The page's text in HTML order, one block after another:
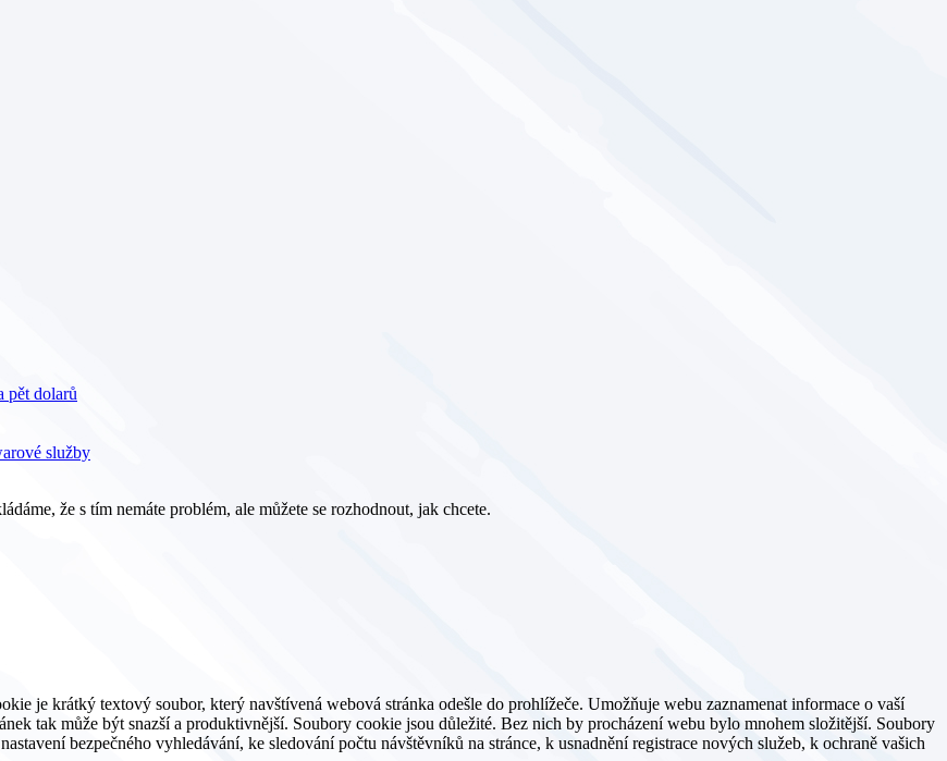
pět dolarů
služby
že s tím nemáte problém, ale můžete se rozhodnout, jak chcete.
je krátký textový soubor, který navštívená webová stránka odešle do prohlížeče. Umožňuje webu zaznamenat informace o vaší
tak může být snazší a produktivnější. Soubory cookie jsou důležité. Bez nich by procházení webu bylo mnohem složitější. Soubory
bezpečného vyhledávání, ke sledování počtu návštěvníků na stránce, k usnadnění registrace nových služeb, k ochraně vašich